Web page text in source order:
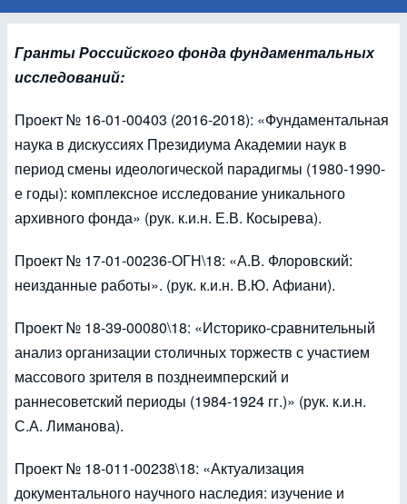
Гранты Российского фонда фундаментальных
исследований:
Проект № 16-01-00403 (2016-2018): «Фундаментальная
наука в дискуссиях Президиума Академии наук в
период смены идеологической парадигмы (1980-1990-
е годы): комплексное исследование уникального
архивного фонда» (рук. к.и.н. Е.В. Косырева).
Проект № 17-01-00236-ОГН\18: «А.В. Флоровский:
неизданные работы». (рук. к.и.н. В.Ю. Афиани).
Проект № 18-39-00080\18: «Историко-сравнительный
анализ организации столичных торжеств с участием
массового зрителя в позднеимперский и
раннесоветский периоды (1984-1924 гг.)» (рук. к.и.н.
С.А. Лиманова).
Проект № 18-011-00238\18: «Актуализация
документального научного наследия: изучение и